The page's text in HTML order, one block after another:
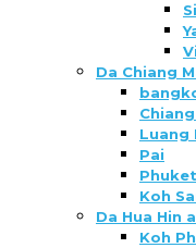
Da Chiang
Luang
Pai
Phuket
Koh
Da Hua Hin
Koh